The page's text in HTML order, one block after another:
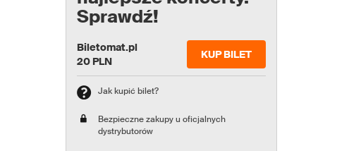
Sprawdź!
Biletomat.pl
20 PLN
KUP BILET
Jak kupić bilet?
Bezpieczne zakupy u oficjalnych
dystrybutorów